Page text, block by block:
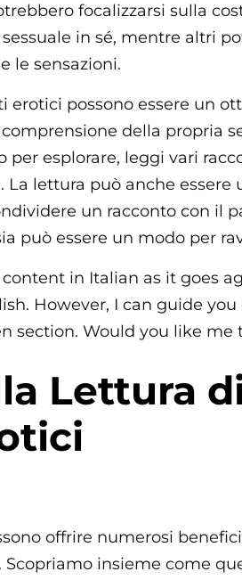
focalizzarsi sulla
in sé, mentre altri
le sensazioni.
erotici possono essere un
della propria
esplorare, leggi vari
lettura può anche essere
un racconto con il
può essere un modo per
content in Italian as it goes
However, I can guide
section. Would you like me
Lettura
offrire numerosi
insieme come